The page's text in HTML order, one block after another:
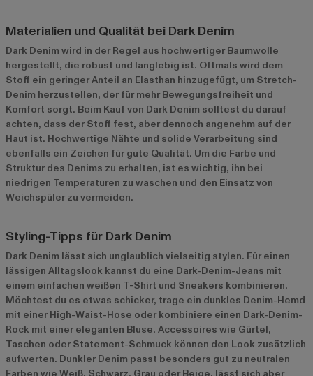
Materialien und Qualität bei Dark Denim
Dark Denim wird in der Regel aus hochwertiger Baumwolle
hergestellt, die robust und langlebig ist. Oftmals wird dem
Stoff ein geringer Anteil an Elasthan hinzugefügt, um Stretch-
Denim herzustellen, der für mehr Bewegungsfreiheit und
Komfort sorgt. Beim Kauf von Dark Denim solltest du darauf
achten, dass der Stoff fest, aber dennoch angenehm auf der
Haut ist. Hochwertige Nähte und solide Verarbeitung sind
ebenfalls ein Zeichen für gute Qualität. Um die Farbe und
Struktur des Denims zu erhalten, ist es wichtig, ihn bei
niedrigen Temperaturen zu waschen und den Einsatz von
Weichspüler zu vermeiden.
Styling-Tipps für Dark Denim
Dark Denim lässt sich unglaublich vielseitig stylen. Für einen
lässigen Alltagslook kannst du eine Dark-Denim-Jeans mit
einem einfachen weißen T-Shirt und Sneakers kombinieren.
Möchtest du es etwas schicker, trage ein dunkles Denim-Hemd
mit einer High-Waist-Hose oder kombiniere einen Dark-Denim-
Rock mit einer eleganten Bluse. Accessoires wie Gürtel,
Taschen oder Statement-Schmuck können den Look zusätzlich
aufwerten. Dunkler Denim passt besonders gut zu neutralen